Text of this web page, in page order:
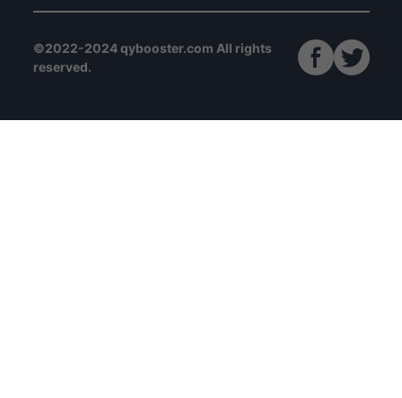
©2022-2024 qybooster.com All rights
reserved.